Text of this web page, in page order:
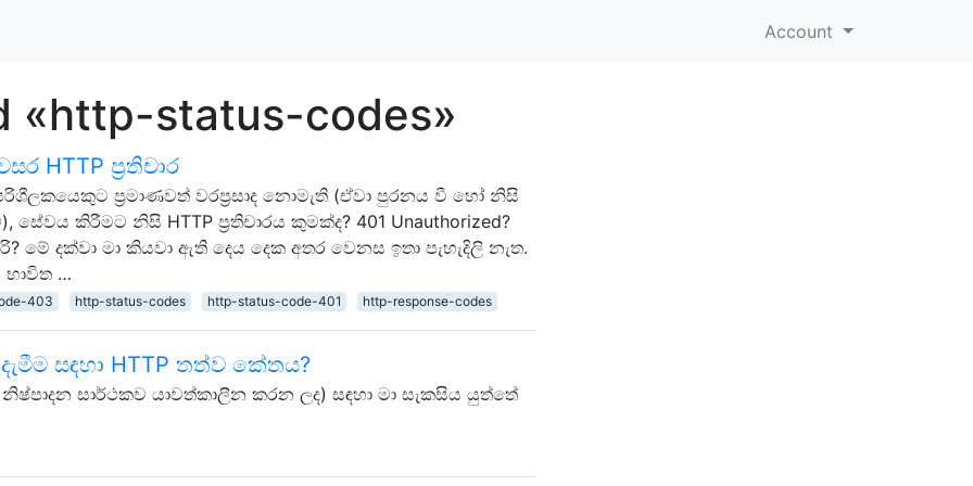
Account
«http-status-codes»
HTTP ප්‍රතිචාර
ප්‍රමාණවත් වරප්‍රසාද නොමැති (ඒවා පුරනය වී හෝ නිසි
කිරීමට නිසි HTTP ප්‍රතිචාරය කුමක්ද? 401 Unauthorized?
මේ දක්වා මා කියවා ඇති දෙය දෙක අතර වෙනස ඉතා පැහැදිලි නැත.
භාවිත …
403 http-status-codes http-status-code-401 http-response-codes
සඳහා HTTP තත්ව කේතය?
නිෂ්පාදන සාර්ථකව යාවත්කාලීන කරන ලද) සඳහා මා සැකසිය යුත්තේ